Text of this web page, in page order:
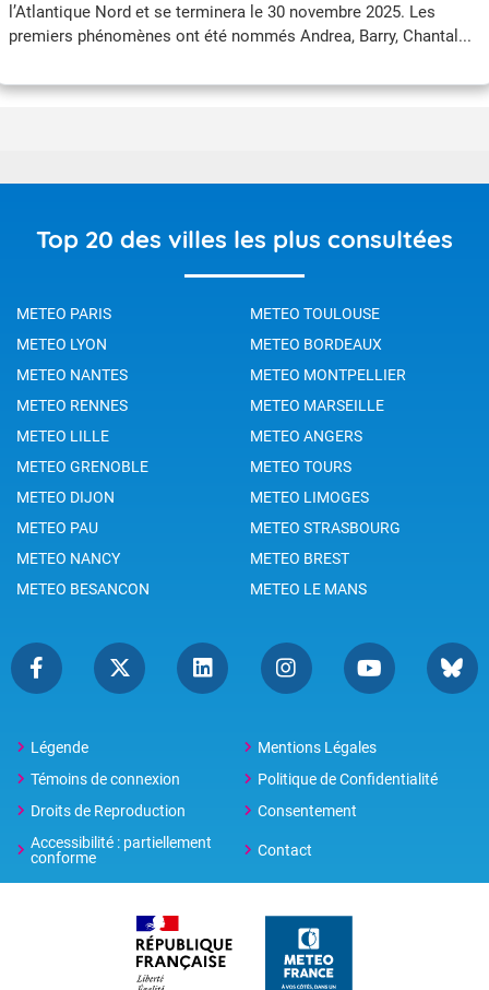
l’Atlantique Nord et se terminera le 30 novembre 2025. Les
premiers phénomènes ont été nommés Andrea, Barry, Chantal...
nommmera Nestor. Comment ces noms sont-ils choisis ? Que
Top 20 des villes les plus consultées
METEO PARIS
METEO TOULOUSE
METEO LYON
METEO BORDEAUX
METEO NANTES
METEO MONTPELLIER
METEO RENNES
METEO MARSEILLE
METEO LILLE
METEO ANGERS
METEO GRENOBLE
METEO TOURS
METEO DIJON
METEO LIMOGES
METEO PAU
METEO STRASBOURG
METEO NANCY
METEO BREST
METEO BESANCON
METEO LE MANS
Légende
Mentions Légales
Témoins de connexion
Politique de Confidentialité
Droits de Reproduction
Consentement
Accessibilité : partiellement
conforme
Contact